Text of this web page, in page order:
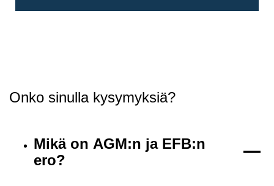
Onko sinulla kysymyksiä?
Mikä on AGM:n ja EFB:n
ero?